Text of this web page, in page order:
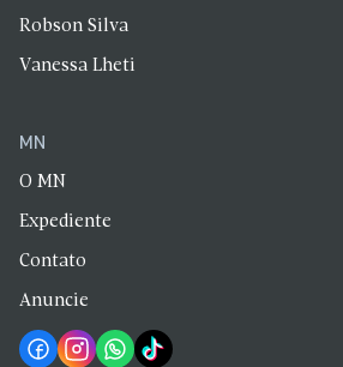
Robson Silva
Vanessa Lheti
MN
O MN
Expediente
Contato
Anuncie